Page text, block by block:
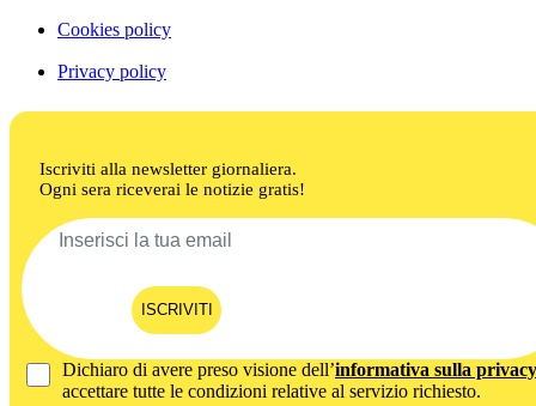
Cookies policy
Privacy policy
Iscriviti alla newsletter giornaliera.
Ogni sera riceverai le notizie gratis!
ISCRIVITI
Dichiaro di avere preso visione dell’informativa sulla privacy
accettare tutte le condizioni relative al servizio richiesto.